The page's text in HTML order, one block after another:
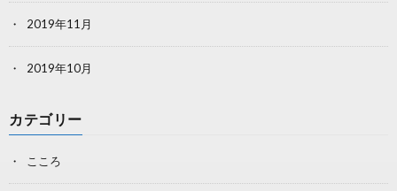
2019年11月
2019年10月
カテゴリー
こころ